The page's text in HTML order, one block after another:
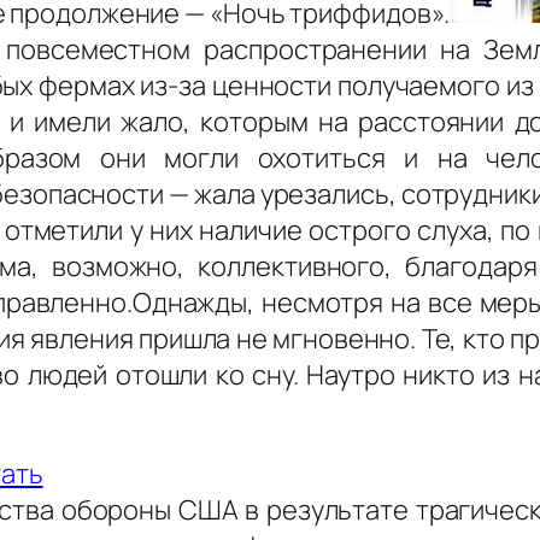
продолжение — «Ночь триффидов».
распространении на
фермах из-за ценности получаемого
имели жало, которым на расстоянии
они могли охотиться и на
— жала урезались,
у них наличие острого слуха,
возможно, коллективного,
несмотря на все
явления пришла не мгновенно. Те, кто
людей отошли ко сну. Наутро никто из
обороны США в результате